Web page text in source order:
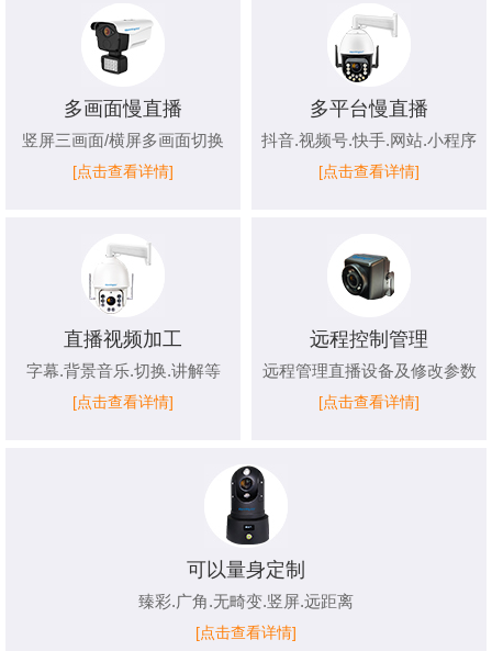
多画面慢直播
竖屏三画面/横屏多画面切换
[点击查看详情]
多平台慢直播
抖音.视频号.快手.网站.小程序
[点击查看详情]
直播视频加工
字幕.背景音乐.切换.讲解等
[点击查看详情]
远程控制管理
远程管理直播设备及修改参数
[点击查看详情]
可以量身定制
臻彩.广角.无畸变.竖屏.远距离
[点击查看详情]